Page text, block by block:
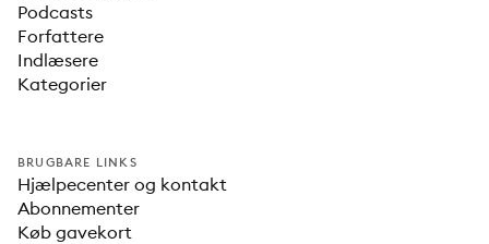
Podcasts
Forfattere
Indlæsere
Kategorier
BRUGBARE LINKS
Hjælpecenter og kontakt
Abonnementer
Køb gavekort